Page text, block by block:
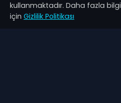
Haberler
kullanmaktadır. Daha fazla bilgi
için Gizlilik Politikası